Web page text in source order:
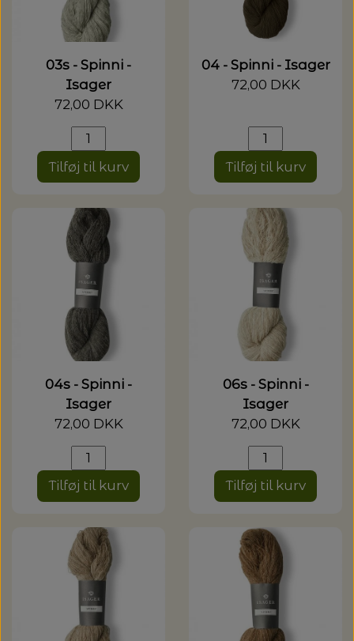
03s - Spinni -
Isager
72,00 DKK
Tilføj til kurv
04 - Spinni - Isager
72,00 DKK
Tilføj til kurv
04s - Spinni -
Isager
72,00 DKK
Tilføj til kurv
06s - Spinni -
Isager
72,00 DKK
Tilføj til kurv